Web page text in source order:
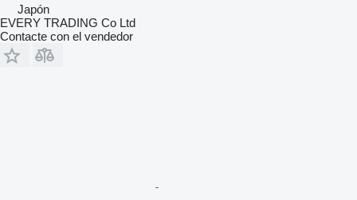
Japón
EVERY TRADING Co Ltd
Contacte con el vendedor